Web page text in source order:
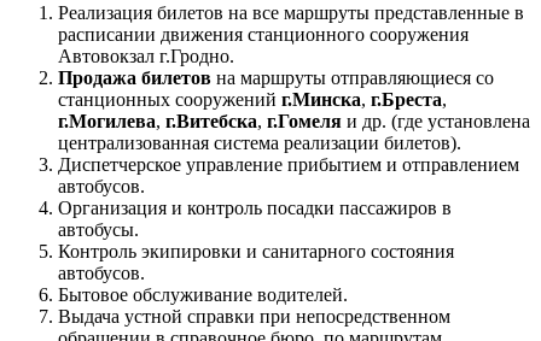
Реализация билетов на все маршруты представленные в
расписании движения станционного сооружения
Автовокзал г.Гродно.
Продажа билетов на маршруты отправляющиеся со
станционных сооружений г.Минска, г.Бреста,
г.Могилева, г.Витебска, г.Гомеля и др. (где установлена
централизованная система реализации билетов).
Диспетчерское управление прибытием и отправлением
автобусов.
Организация и контроль посадки пассажиров в
автобусы.
Контроль экипировки и санитарного состояния
автобусов.
Бытовое обслуживание водителей.
Выдача устной справки при непосредственном